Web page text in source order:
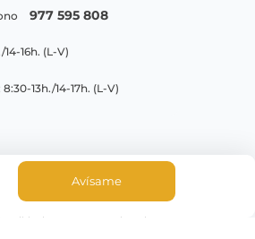
Avísame
de compra para el producto es 4.
977 595 808
16h. (L-V)
13h./14-17h. (L-V)
|
Aviso legal y
compra |
Blog